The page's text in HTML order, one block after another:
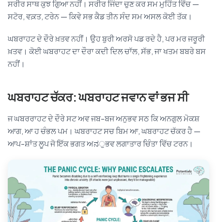
ਸਰੀਰ ਸਾਥ ਕੁਝ ਗੁਿਆ ਨਹੀਂ। ਸਰੀਰ ਜਿੰਦਾ ਚੁਣ ਕਰ ਸਮ ਮੁਹਿੱਤ ਵਿੱਚ —
ਸਟੋਰ, ਵਕ਼ਤ, ਟਰੇਨ — ਕਿਵੇ ਸਭ ਕੈਡ ਤੀਨ ਸੰਦ ਸਮ ਅਸਲ ਕੋਈ ਤੱਕ।
ਘਬਰਾਹਟ ਦੇ ਦੌਰੇ ਖ਼ਤਵ ਨਹੀਂ। ਉਹ ਬੁਰੀ ਅਰਸੋ ਪਡ ਰਦੇ ਹੈ, ਪਰ ਮਰ ਜਰੂਰੀ
ਖ਼ਤਵ। ਕੋਈ ਘਬਰਾਹਟ ਦਾ ਦੌਰਾ ਕਦੀ ਦਿਲ ਚਾੱਲ, ਸੱਭ, ਜਾ ਖਤਮ ਬਬਰੇ ਬਸ
ਨਹੀਂ।
ਘਬਰਾਹਟ ਚੱਕਰ: ਘਬਰਾਹਟ ਜਵਾਨ ਵਾਂ ਭਜ ਸੀ
ਜ ਘਬਰਰਾਹਟ ਦੇ ਦੌਰੇ ਸਟ ਅਵ ਜਬ-ਬਜ ਅਨੁਭਵ ਸਠ ਕਿ ਅਨਗੁਲ ਮੋਕਸ਼
ਆਗ, ਆ ਹ ਚੰਭਲ ਪਮ। ਘਬਰਾਹਟ ਸਚ ਬਿਮ ਆ, ਘਬਰਾਹਟ ਚੱਕਰ ਹੈ —
ਆਪ-ਸ਼ਾਂਤ ਲੂਪ ਜੋ ਇੱਕ ਭਗਤ ਅನੁਭਵ ਲਗਾਤਾਰ ਚਿੰਤਾ ਵਿੱਚ ਟਰਨ।